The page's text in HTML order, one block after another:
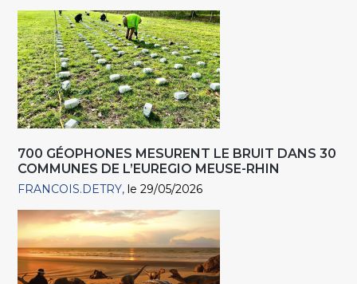
700 GÉOPHONES MESURENT LE BRUIT DANS 30
COMMUNES DE L’EUREGIO MEUSE-RHIN
FRANCOIS.DETRY le 29/05/2026